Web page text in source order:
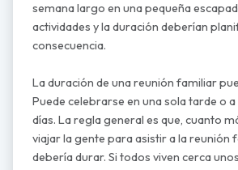
semana largo en una pequeña
actividades y la duración deberían
consecuencia.
La duración de una reunión familiar
Puede celebrarse en una sola tarde o
días. La regla general es que, cuanto
viajar la gente para asistir a la reunión
debería durar. Si todos viven cerca